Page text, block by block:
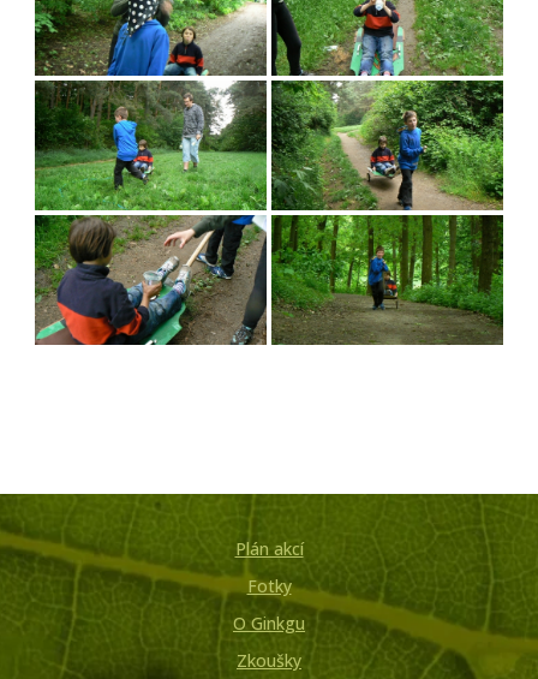
Plán akcí
Fotky
O Ginkgu
Zkoušky